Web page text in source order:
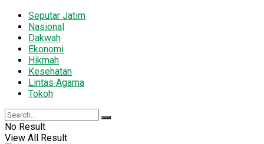
Seputar Jatim
Nasional
Dakwah
Ekonomi
Hikmah
Kesehatan
Lintas Agama
Tokoh
No Result
View All Result